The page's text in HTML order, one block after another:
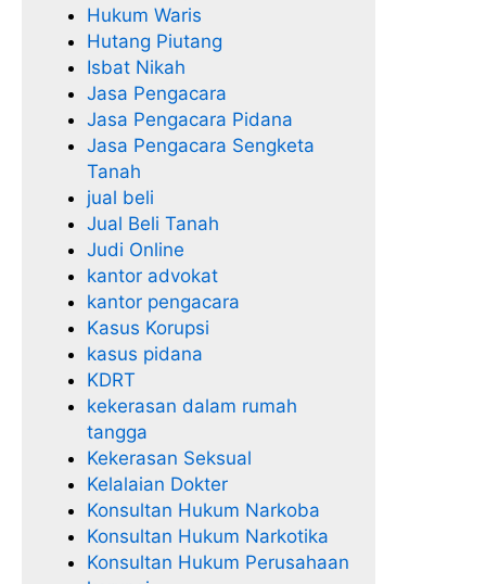
Hukum Waris
Hutang Piutang
Isbat Nikah
Jasa Pengacara
Jasa Pengacara Pidana
Jasa Pengacara Sengketa
Tanah
jual beli
Jual Beli Tanah
Judi Online
kantor advokat
kantor pengacara
Kasus Korupsi
kasus pidana
KDRT
kekerasan dalam rumah
tangga
Kekerasan Seksual
Kelalaian Dokter
Konsultan Hukum Narkoba
Konsultan Hukum Narkotika
Konsultan Hukum Perusahaan